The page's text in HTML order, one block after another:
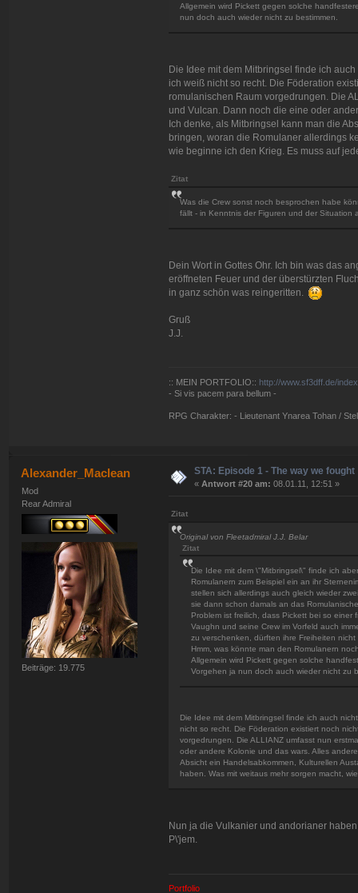
Allgemein wird Pickett gegen solche
nun doch auch wieder nicht zu bestimmen.
Die Idee mit dem Mitbringsel finde ich
ich weiß nicht so recht. Die Föderation
romulanischen Raum vorgedrungen. Die
und Vulcan. Dann noch die eine oder
Ich denke, als Mitbringsel kann man die
bringen, woran die Romulaner allerdings
wie beginne ich den Krieg. Es muss auf
Zitat
Was die Crew sonst noch besprochen habe
fällt - in Kenntnis der Figuren und der Situation
Dein Wort in Gottes Ohr. Ich bin was das
eröffneten Feuer und der überstürzten
in ganz schön was reingeritten.
Gruß
J.J.
:: MEIN PORTFOLIO:: http://www.sf3dff.de/
- Si vis pacem para bellum -
RPG Charakter: - Lieutenant Ynarea Tohan /
Alexander_Maclean
Mod
Rear Admiral
Beiträge: 19.775
STA: Episode 1 - The way we fought
« Antwort #20 am: 08.01.11, 12:51 »
Zitat
Original von Fleetadmiral J.J. Belar
Zitat
Die Idee mit dem \"Mitbringsel\" finde ich
Romulanern zum Beispiel ein an ihr
stellen sich allerdings auch gleich wieder
sie dann schon damals an das
Problem ist freilich, dass Pickett bei so
Vaughn und seine Crew im Vorfeld auch
zu verschenken, dürften ihre Freiheiten
Hmm, was könnte man den Romulanern
Allgemein wird Pickett gegen solche
Vorgehen ja nun doch auch wieder nicht zu
Die Idee mit dem Mitbringsel finde ich auch
nicht so recht. Die Föderation existiert noch
vorgedrungen. Die ALLIANZ umfasst nun
oder andere Kolonie und das wars. Alles
Absicht ein Handelsabkommen, Kulturellen
haben. Was mit weitaus mehr sorgen macht,
Nun ja die Vulkanier und andorianer
P\'jem.
Portfolio